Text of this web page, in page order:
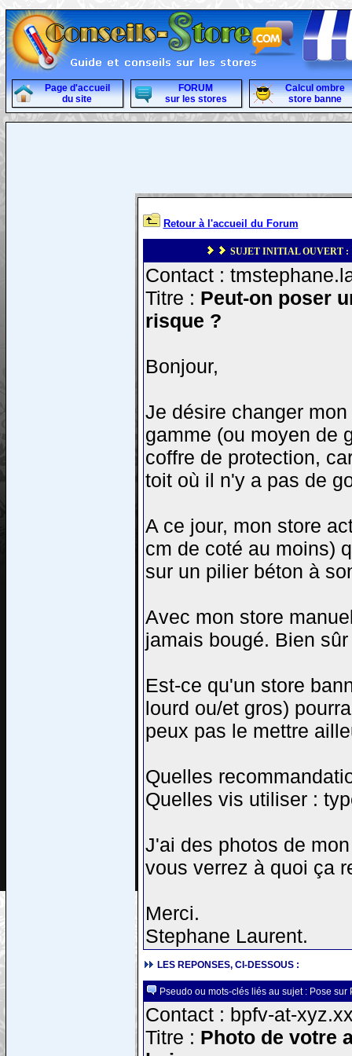
Page d'accueil
du site
FORUM
sur les stores
Calcul ombre
store banne
Retour à l'accueil du Forum
SUJET INITIAL OUVERT :
Contact :
Titre : Peut-on poser
risque ?
Bonjour,
Je désire changer
gamme (ou moyen de
coffre de protection,
toit où il n'y a pas de
A ce jour, mon store
cm de coté au moins)
sur un pilier béton à
Avec mon store
jamais bougé. Bien
Est-ce qu'un store
lourd ou/et gros)
peux pas le mettre
Quelles
Quelles vis utiliser :
J'ai des photos de
vous verrez à quoi ça
Merci.
Stephane Laurent.
LES REPONSES, CI-DESSOUS :
Pseudo ou mots-clés liés au sujet : Pose sur
Contact : bpfv-at-
Titre : Photo de votre